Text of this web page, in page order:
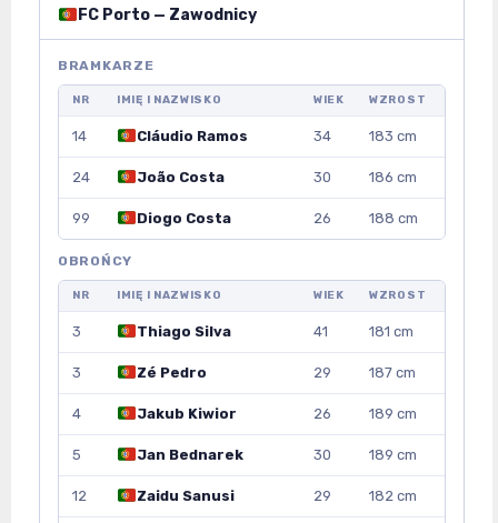
FC Porto — Zawodnicy
BRAMKARZE
NR IMIĘ I NAZWISKO WIEK WZROST
14 Cláudio Ramos 34 183 cm
24 João Costa 30 186 cm
99 Diogo Costa 26 188 cm
OBROŃCY
NR IMIĘ I NAZWISKO WIEK WZROST
3 Thiago Silva 41 181 cm
3 Zé Pedro 29 187 cm
4 Jakub Kiwior 26 189 cm
5 Jan Bednarek 30 189 cm
12 Zaidu Sanusi 29 182 cm